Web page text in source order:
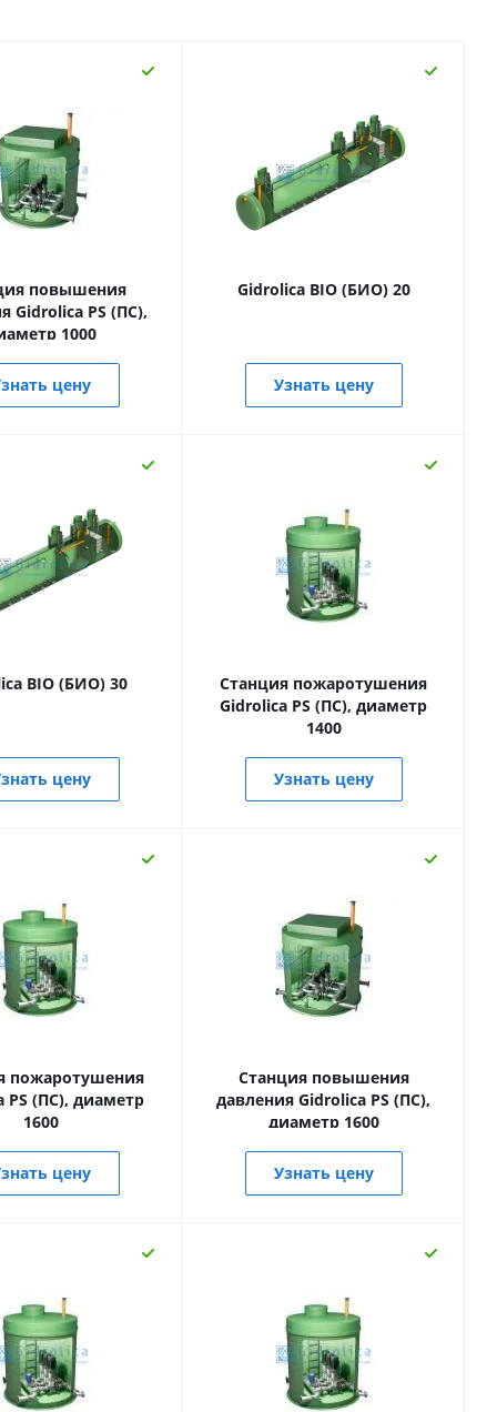
повышения
Gidrolica PS (ПС),
1000
цену
Gidrolica BIO (БИО) 20
Узнать цену
BIO (БИО) 30
цену
Станция пожаротушения
Gidrolica PS (ПС), диаметр
1400
Узнать цену
пожаротушения
PS (ПС), диаметр
1600
цену
Станция повышения
давления Gidrolica PS (ПС),
диаметр 1600
Узнать цену